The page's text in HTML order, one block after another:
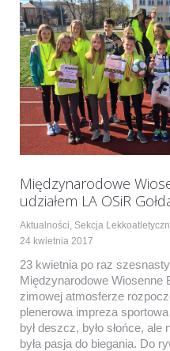
Międzynarodowe
udziałem LA OSiR
Aktualności, Sekcja
24 kwietnia 2017
23 kwietnia po raz
Międzynarodowe Wiosenne
zimowej atmosferze
plenerowa impreza
był deszcz, było słońce,
była pasja do biegania. Do